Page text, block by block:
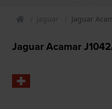
Jaguar Jaguar
Jaguar Acamar